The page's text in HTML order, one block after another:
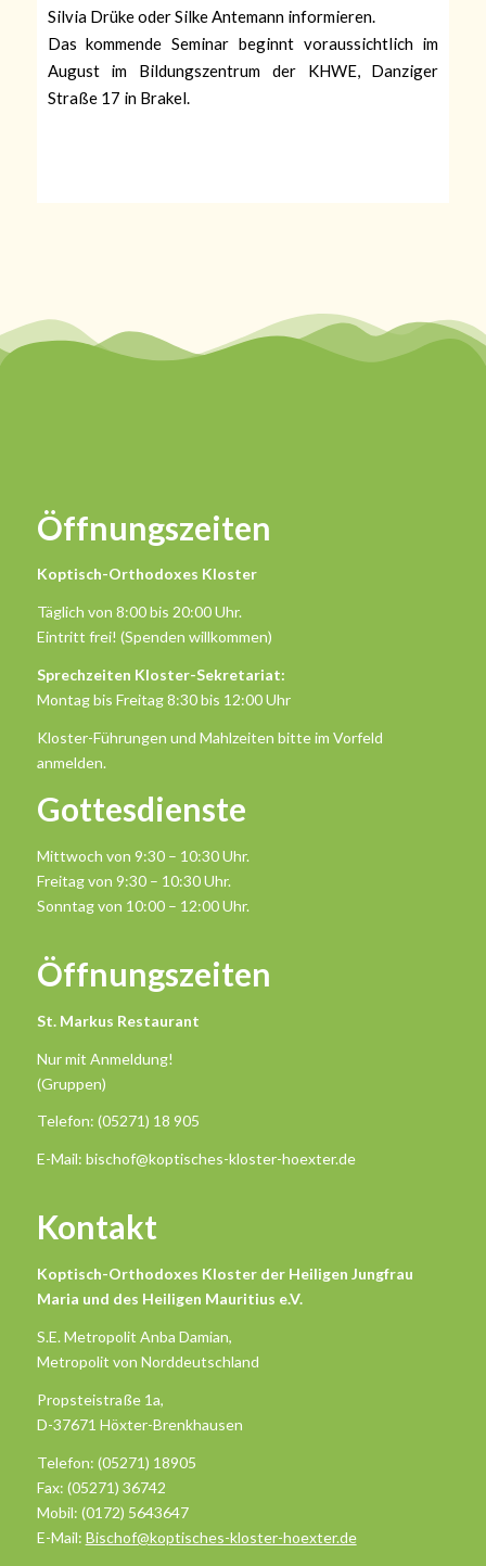
Silvia Drüke oder Silke Antemann informieren.
Das kommende Seminar beginnt voraussichtlich im
August im Bildungszentrum der KHWE, Danziger
Straße 17 in Brakel.
Öffnungszeiten
Koptisch-Orthodoxes Kloster
Täglich von 8:00 bis 20:00 Uhr.
Eintritt frei! (Spenden willkommen)
Sprechzeiten Kloster-Sekretariat:
Montag bis Freitag 8:30 bis 12:00 Uhr
Kloster-Führungen und Mahlzeiten bitte im Vorfeld
anmelden.
Gottesdienste
Mittwoch von 9:30 – 10:30 Uhr.
Freitag von 9:30 – 10:30 Uhr.
Sonntag von 10:00 – 12:00 Uhr.
Öffnungszeiten
St. Markus Restaurant
Nur mit Anmeldung!
(Gruppen)
Telefon: (05271) 18 905
E-Mail: bischof@koptisches-kloster-hoexter.de
Kontakt
Koptisch-Orthodoxes Kloster der Heiligen Jungfrau
Maria und des Heiligen Mauritius e.V.
S.E. Metropolit Anba Damian,
Metropolit von Norddeutschland
Propsteistraße 1a,
D-37671 Höxter-Brenkhausen
Telefon: (05271) 18905
Fax: (05271) 36742
Mobil: (0172) 5643647
E-Mail: Bischof@koptisches-kloster-hoexter.de